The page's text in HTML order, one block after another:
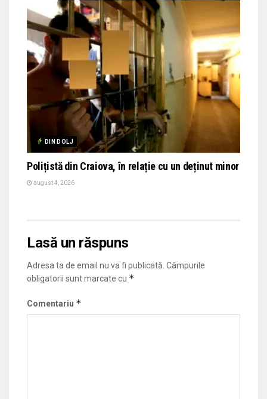
DIN DOLJ
Polițistă din Craiova, în relație cu un deținut minor
august 4, 2026
Lasă un răspuns
Adresa ta de email nu va fi publicată. Câmpurile
obligatorii sunt marcate cu *
Comentariu *